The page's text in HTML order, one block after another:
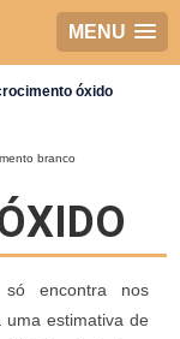
MENU
óxido
branco
só encontra nos
uma estimativa de